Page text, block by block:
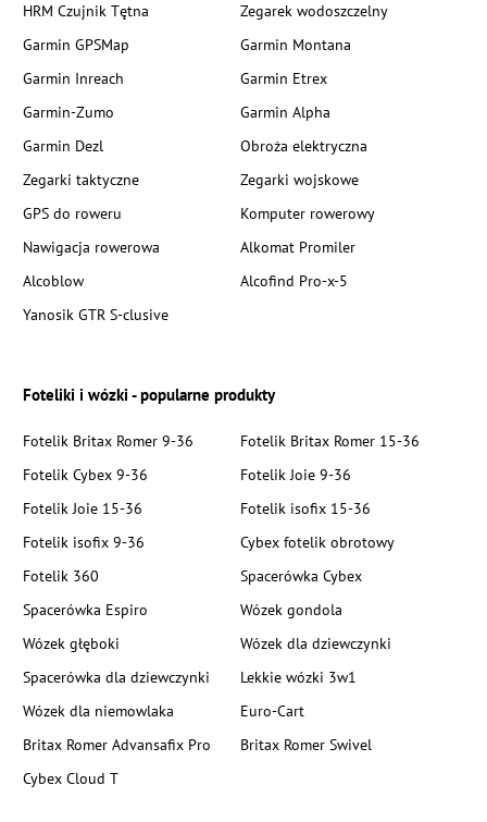
HRM Czujnik Tętna
Zegarek wodoszczelny
Garmin GPSMap
Garmin Montana
Garmin Inreach
Garmin Etrex
Garmin-Zumo
Garmin Alpha
Garmin Dezl
Obroża elektryczna
Zegarki taktyczne
Zegarki wojskowe
GPS do roweru
Komputer rowerowy
Nawigacja rowerowa
Alkomat Promiler
Alcoblow
Alcofind Pro-x-5
Yanosik GTR S-clusive
Foteliki i wózki - popularne produkty
Fotelik Britax Romer 9-36
Fotelik Britax Romer 15-36
Fotelik Cybex 9-36
Fotelik Joie 9-36
Fotelik Joie 15-36
Fotelik isofix 15-36
Fotelik isofix 9-36
Cybex fotelik obrotowy
Fotelik 360
Spacerówka Cybex
Spacerówka Espiro
Wózek gondola
Wózek głęboki
Wózek dla dziewczynki
Spacerówka dla dziewczynki
Lekkie wózki 3w1
Wózek dla niemowlaka
Euro-Cart
Britax Romer Advansafix Pro
Britax Romer Swivel
Cybex Cloud T